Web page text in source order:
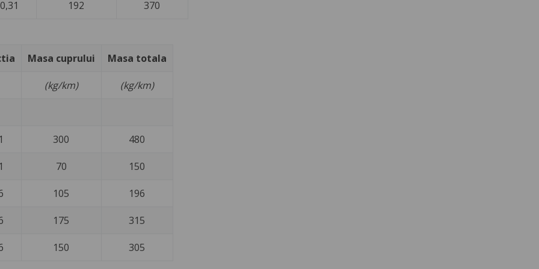
192 370
Masa cuprului Masa totala
(kg/km) (kg/km)
300 480
70 150
105 196
175 315
150 305